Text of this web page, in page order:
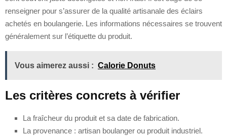
renseigner pour s’assurer de la qualité artisanale des éclairs
achetés en boulangerie. Les informations nécessaires se trouvent
généralement sur l’étiquette du produit.
Vous aimerez aussi : Calorie Donuts
Les critères concrets à vérifier
La fraîcheur du produit et sa date de fabrication.
La provenance : artisan boulanger ou produit industriel.